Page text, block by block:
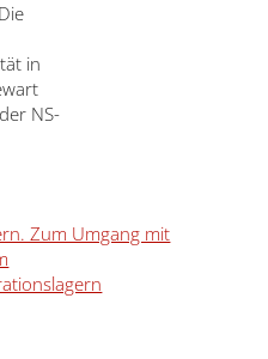
in
NS-
Zum Umgang mit